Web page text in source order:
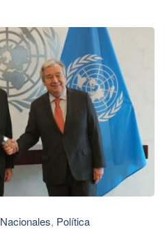
Nacionales, Política